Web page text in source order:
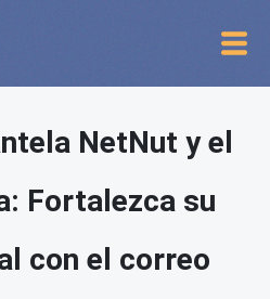
NetNut y el
Fortalezca su
con el correo